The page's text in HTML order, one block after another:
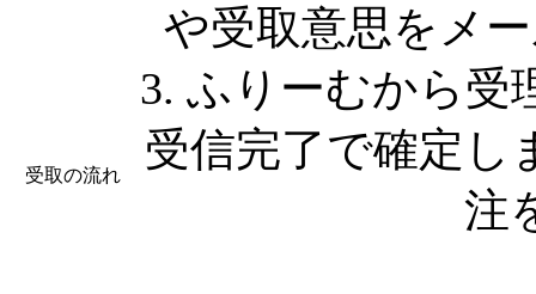
受取の流れ
や受取意思をメ
3. ふりーむから受
受信完了で確定し
注